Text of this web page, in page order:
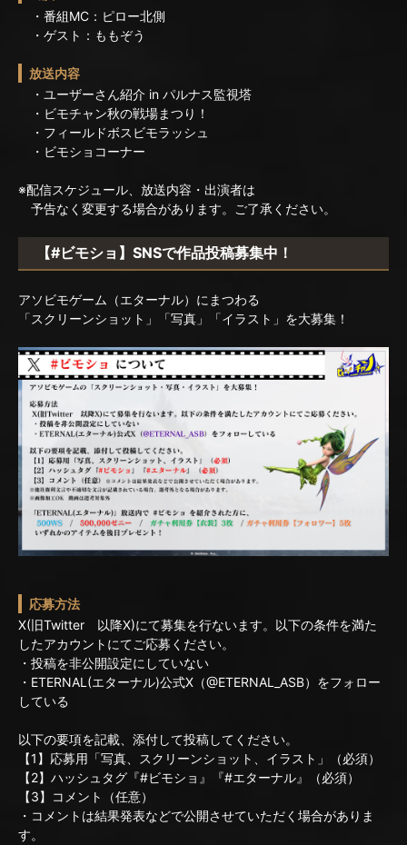
・番組MC：ピロー北側
・ゲスト：ももぞう
放送内容
・ユーザーさん紹介 in パルナス監視塔
・ビモチャン秋の戦場まつり！
・フィールドボスビモラッシュ
・ビモショコーナー
※配信スケジュール、放送内容・出演者は
予告なく変更する場合があります。ご了承ください。
【#ビモショ】SNSで作品投稿募集中！
アソビモゲーム（エターナル）にまつわる
「スクリーンショット」「写真」「イラスト」を大募集！
応募方法
X(旧Twitter 以降X)にて募集を行ないます。以下の条件を満た
したアカウントにてご応募ください。
・投稿を非公開設定にしていない
・ETERNAL(エターナル)公式X（@ETERNAL_ASB）をフォロー
している
以下の要項を記載、添付して投稿してください。
【1】応募用「写真、スクリーンショット、イラスト」（必須）
【2】ハッシュタグ『#ビモショ』『#エターナル』（必須）
【3】コメント（任意）
・コメントは結果発表などで公開させていただく場合がありま
す。